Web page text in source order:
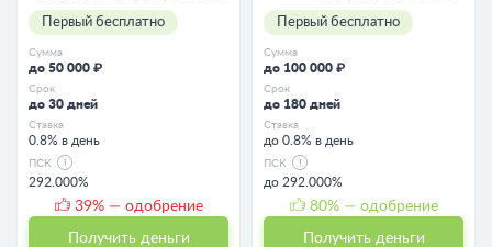
Первый бесплатно
Сумма
до 50 000 ₽
Срок
до 30 дней
Ставка
0.8% в день
ПСК
292.000%
39% — одобрение
Получить деньги
Первый бесплатно
Сумма
до 100 000 ₽
Срок
до 180 дней
Ставка
до 0.8% в день
ПСК
до 292.000%
80% — одобрение
Получить деньги